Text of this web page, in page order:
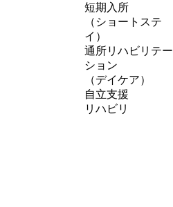
短期入所
（ショートステ
イ）
通所リハビリテー
ション
（デイケア）
自立支援
リハビリ